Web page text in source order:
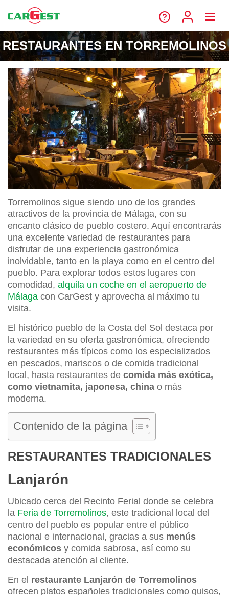
RESTAURANTES EN TORREMOLINOS
Torremolinos sigue siendo uno de los grandes
atractivos de la provincia de Málaga, con su
encanto clásico de pueblo costero. Aquí encontrarás
una excelente variedad de restaurantes para
disfrutar de una experiencia gastronómica
inolvidable, tanto en la playa como en el centro del
pueblo. Para explorar todos estos lugares con
comodidad, alquila un coche en el aeropuerto de
Málaga con CarGest y aprovecha al máximo tu
visita.
El histórico pueblo de la Costa del Sol destaca por
la variedad en su oferta gastronómica, ofreciendo
restaurantes más típicos como los especializados
en pescados, mariscos o de comida tradicional
local, hasta restaurantes de comida más exótica,
como vietnamita, japonesa, china o más
moderna.
Contenido de la página
RESTAURANTES TRADICIONALES
Lanjarón
Ubicado cerca del Recinto Ferial donde se celebra
la Feria de Torremolinos, este tradicional local del
centro del pueblo es popular entre el público
nacional e internacional, gracias a sus menús
económicos y comida sabrosa, así como su
destacada atención al cliente.
En el restaurante Lanjarón de Torremolinos
ofrecen platos españoles tradicionales como guisos,